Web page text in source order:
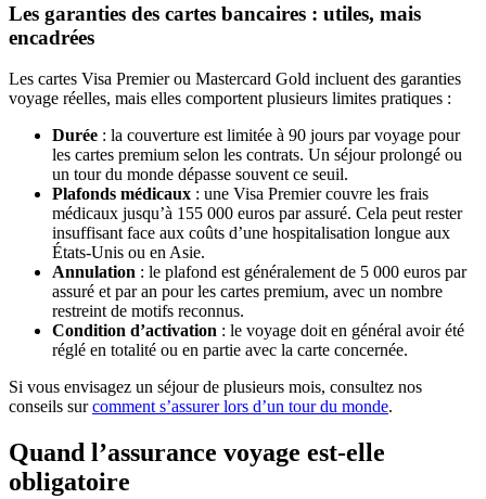
Les garanties des cartes bancaires : utiles, mais
encadrées
Les cartes Visa Premier ou Mastercard Gold incluent des garanties
voyage réelles, mais elles comportent plusieurs limites pratiques :
Durée : la couverture est limitée à 90 jours par voyage pour
les cartes premium selon les contrats. Un séjour prolongé ou
un tour du monde dépasse souvent ce seuil.
Plafonds médicaux : une Visa Premier couvre les frais
médicaux jusqu’à 155 000 euros par assuré. Cela peut rester
insuffisant face aux coûts d’une hospitalisation longue aux
États-Unis ou en Asie.
Annulation : le plafond est généralement de 5 000 euros par
assuré et par an pour les cartes premium, avec un nombre
restreint de motifs reconnus.
Condition d’activation : le voyage doit en général avoir été
réglé en totalité ou en partie avec la carte concernée.
Si vous envisagez un séjour de plusieurs mois, consultez nos
conseils surcomment s’assurer lors d’un tour du monde.
Quand l’assurance voyage est-elle
obligatoire